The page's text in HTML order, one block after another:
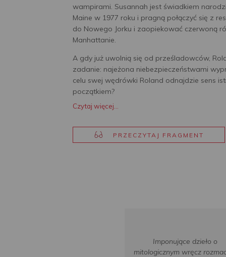
wampirami. Susannah jest świadkiem
Maine w 1977 roku i pragną połączyć się z
do Nowego Jorku i zaopiekować czerwoną
Manhattanie.
A gdy już uwolnią się od prześladowców,
zadanie: najeżona niebezpieczeństwami
celu swej wędrówki Roland odnajdzie sens
początkiem?
Czytaj więcej...
PRZECZYTAJ FRAGMENT
Imponujące dzieło o
mitologicznym wręcz